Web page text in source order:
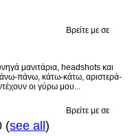
Βρείτε με σε
μανιτάρια, headshots και
πάνω, κάτω-κάτω, αριστερά-
οι γύρω μου...
Βρείτε με σε
(see all)